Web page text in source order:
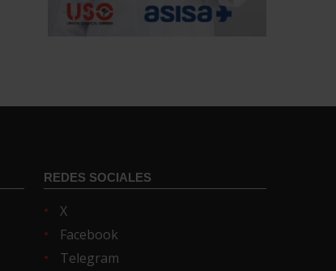
REDES SOCIALES
X
Facebook
Telegram